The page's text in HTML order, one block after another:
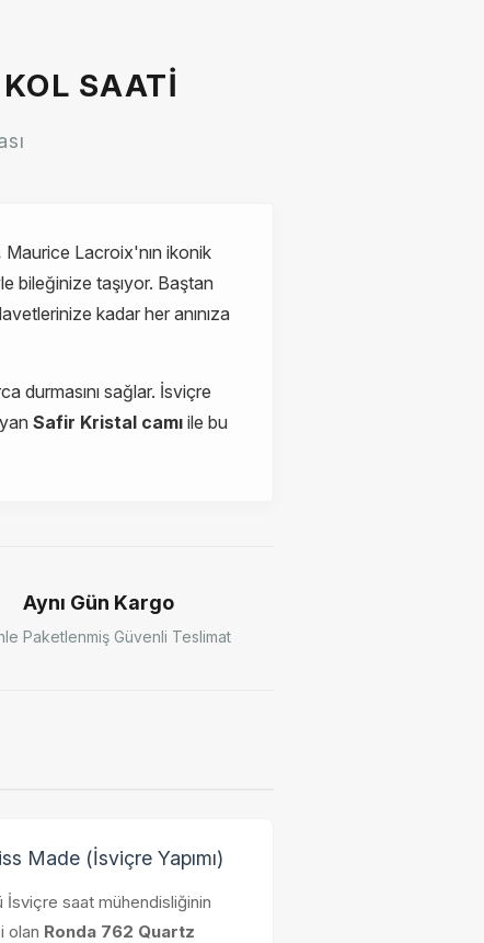
SAATI
Maurice Lacroix'nın ikonik
bileğinize taşıyor. Baştan
kadar her anınıza
durmasını sağlar. İsviçre
Safir Kristal camı ile bu
Aynı Gün Kargo
Paketlenmiş Güvenli Teslimat
Made (İsviçre Yapımı)
İsviçre saat mühendisliğinin
olan Ronda 762 Quartz